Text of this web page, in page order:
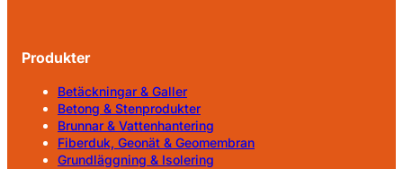
Produkter
Betäckningar & Galler
Betong & Stenprodukter
Brunnar & Vattenhantering
Fiberduk, Geonät & Geomembran
Grundläggning & Isolering